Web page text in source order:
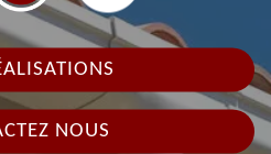
NOUS